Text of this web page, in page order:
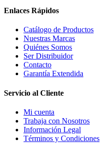
Enlaces Rápidos
Catálogo de Productos
Nuestras Marcas
Quiénes Somos
Ser Distribuidor
Contacto
Garantía Extendida
Servicio al Cliente
Mi cuenta
Trabaja con Nosotros
Información Legal
Términos y Condiciones